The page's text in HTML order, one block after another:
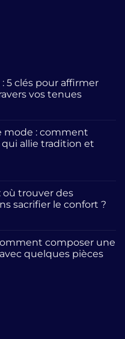
5 clés pour affirmer
vos tenues
mode : comment
allie tradition et
où trouver des
sacrifier le confort ?
composer une
quelques pièces